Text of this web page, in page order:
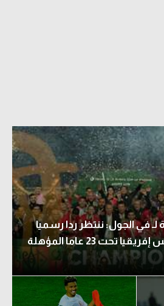
لـ في الجول: ننتظر ردا رسميا
بشأن استضافة كأس إفريقيا تحت 23 عاما المؤهلة